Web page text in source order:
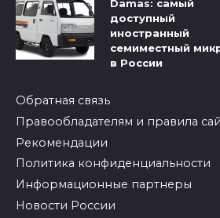
Damas: самый
доступный
иностранный
семиместный
в России
Обратная связь
Правообладателям и правила
Рекомендации
Политика конфиденциальности
Информационные партнеры
Новости России